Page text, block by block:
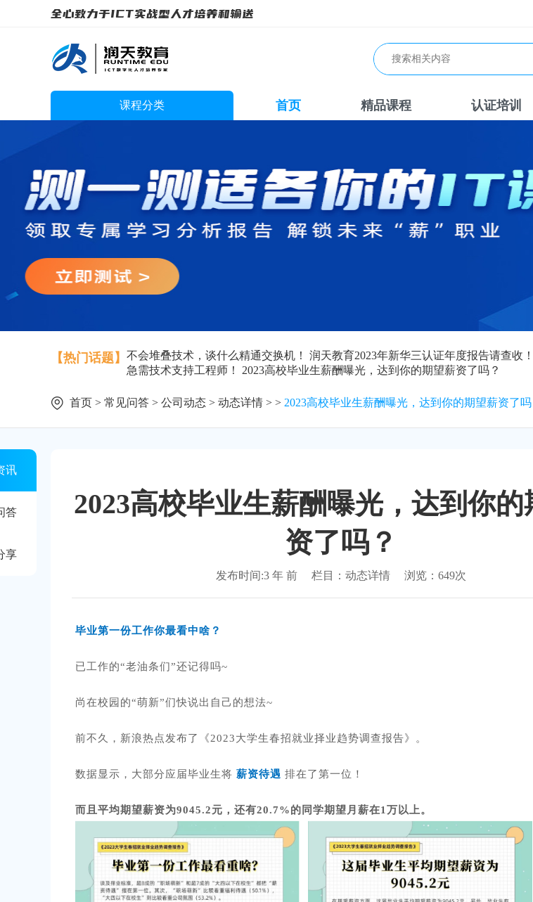
全心致力于ICT实战型人才培养和输送
课程分类 首页 精品课程 认证培训
【热门话题】 不会堆叠技术，谈什么精通交换机！ 润天教育2023年新华三认证年度报告请查收！
急需技术支持工程师！
2023高校毕业生薪酬曝光，达到你的期望薪资了吗？
首页 > 常见问答 > 公司动态 > 动态详情 > > 2023高校毕业生薪酬曝光，达到你的期望薪资了吗
讯
答
享
2023高校毕业生薪酬曝光，达到你的
资了吗？
发布时间:3 年 前 栏目： 动态详情 浏览： 649次
毕业第一份工作你最看中啥？
已工作的“老油条们”还记得吗~
尚在校园的“萌新”们快说出自己的想法~
前不久，新浪热点发布了《2023大学生春招就业择业趋势调查报告》。
数据显示，大部分应届毕业生将 薪资待遇 排在了第一位！
而且平均期望薪资为9045.2元，还有20.7%的同学期望月薪在1万以上。